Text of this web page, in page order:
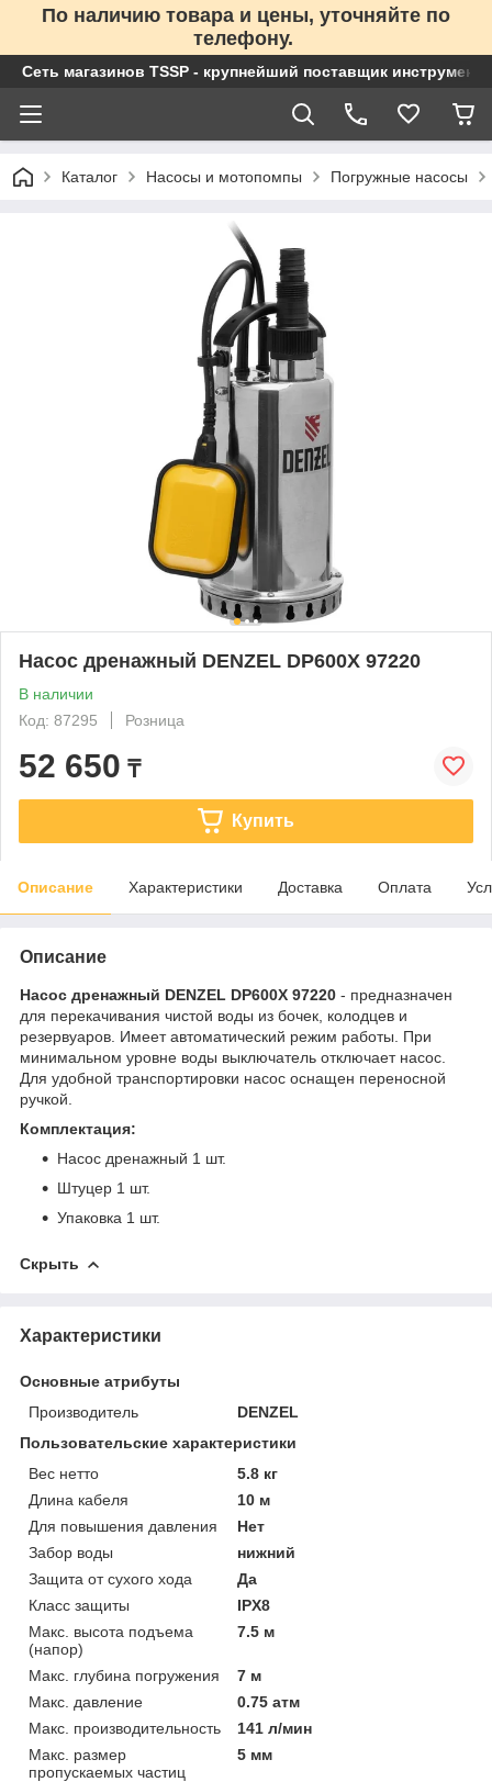
По наличию товара и цены, уточняйте по
телефону.
Сеть магазинов TSSP - крупнейший поставщик
Каталог Насосы и мотопомпы Погружные насосы
Насос дренажный DENZEL DP600X 97220
В наличии
Код: 87295
Розница
52 650 ₸
Купить
Описание Характеристики Доставка Оплата
Описание
Насос дренажный DENZEL DP600X 97220 - предназначен
для перекачивания чистой воды из бочек, колодцев и
резервуаров. Имеет автоматический режим работы. При
минимальном уровне воды выключатель отключает насос.
Для удобной транспортировки насос оснащен переносной
ручкой.
Комплектация:
Насос дренажный 1 шт.
Штуцер 1 шт.
Упаковка 1 шт.
Скрыть
Характеристики
Основные атрибуты
Производитель
DENZEL
Пользовательские характеристики
Вес нетто
5.8 кг
Длина кабеля
10 м
Для повышения давления
Нет
Забор воды
нижний
Защита от сухого хода
Да
Класс защиты
IPX8
Макс. высота подъема
(напор)
7.5 м
Макс. глубина погружения
7 м
Макс. давление
0.75 атм
Макс. производительность
141 л/мин
Макс. размер
пропускаемых частиц
5 мм